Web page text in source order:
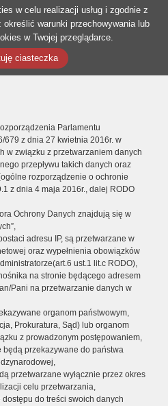
w celu realizacji usług i zgodnie z
określić warunki przechowywania lub
w Twojej przeglądarce.
ciasteczka
Parlamentu
679 z dnia 27 kwietnia 2016r. w
w związku z przetwarzaniem danych
przepływu takich danych oraz
rozporządzenie o ochronie
z dnia 4 maja 2016r., dalej RODO
Ochrony Danych znajdują się w
adresu IP, są przetwarzane w
oraz wypełnienia obowiązków
ust.1 lit.c RODO),
na stronie będącego adresem
Pani na przetwarzanie danych w
organom państwowym,
Prokuratura, Sąd) lub organom
z prowadzonym postępowaniem,
przekazywane do państwa
przetwarzane wyłącznie przez okres
celu przetwarzania,
do treści swoich danych